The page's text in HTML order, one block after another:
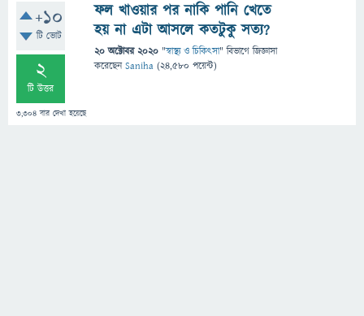
+10
টি ভোট
2
টি উত্তর
3,304 বার দেখা হয়েছে
ফল খাওয়ার পর নাকি পানি খেতে
হয় না এটা আসলে কতটুকু সত্য?
20 অক্টোবর 2020 "স্বাস্থ্য ও চিকিৎসা" বিভাগে জিজ্ঞাসা
করেছেনSaniha (24,580 পয়েন্ট)